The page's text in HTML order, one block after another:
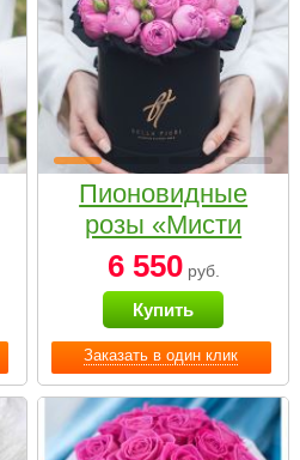
Заказать в один клик
Пионовидные
розы «Мисти
бабблс» в
черной коробке
Small
6 550руб.
Купить